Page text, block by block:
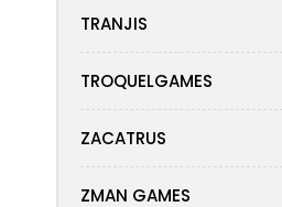
TRANJIS
TROQUELGAMES
ZACATRUS
ZMAN GAMES